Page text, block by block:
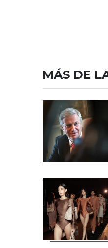
MÁS DE